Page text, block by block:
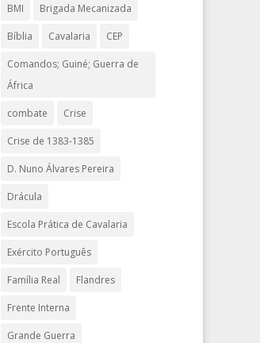
BMI Brigada Mecanizada
Bíblia Cavalaria CEP
Comandos; Guiné; Guerra de
África
combate Crise
Crise de 1383-1385
D. Nuno Álvares Pereira
Drácula
Escola Prática de Cavalaria
Exército Português
Família Real Flandres
Frente Interna
Grande Guerra